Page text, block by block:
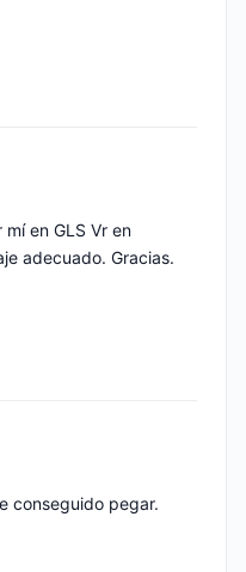
en GLS Vr en
adecuado. Gracias.
conseguido pegar.